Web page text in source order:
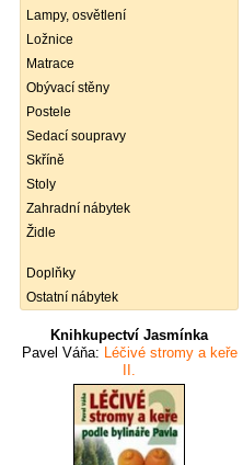
Lampy, osvětlení
Ložnice
Matrace
Obývací stěny
Postele
Sedací soupravy
Skříně
Stoly
Zahradní nábytek
Židle
Doplňky
Ostatní nábytek
Knihkupectví Jasmínka
Pavel Váňa: Léčivé stromy a keře
II.